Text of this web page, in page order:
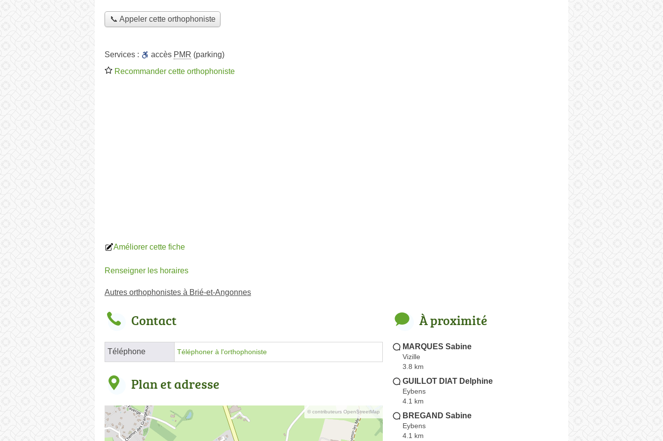
📞 Appeler cette orthophoniste
Services : accès PMR (parking)
Recommander cette orthophoniste
Améliorer cette fiche
Renseigner les horaires
Autres orthophonistes à Brié-et-Angonnes
Contact
Téléphone Téléphoner à l'orthophoniste
Plan et adresse
© contributeurs OpenStreetMap
À proximité
MARQUES Sabine
Vizille
3.8 km
GUILLOT DIAT Delphine
Eybens
4.1 km
BREGAND Sabine
Eybens
4.1 km